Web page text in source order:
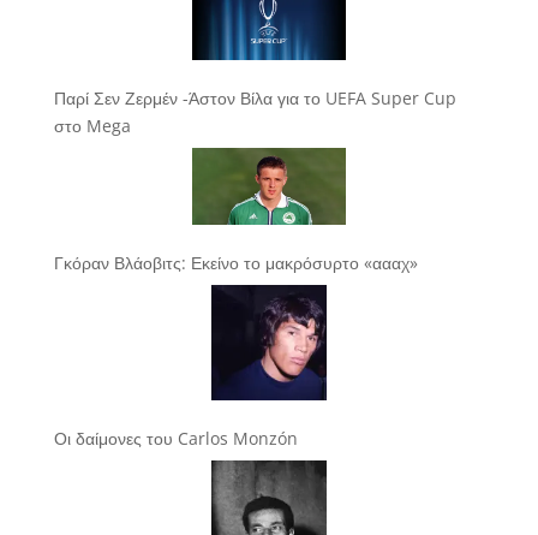
Παρί Σεν Ζερμέν -Άστον Βίλα για το UEFA Super Cup
στο Mega
Γκόραν Βλάοβιτς: Εκείνο το μακρόσυρτο «αααχ»
Οι δαίμονες του Carlos Monzón